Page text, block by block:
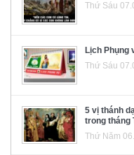
Thứ Sáu
Lịch Phụng
Thứ Sáu
5 vị thánh
trong tháng
Thứ Năm